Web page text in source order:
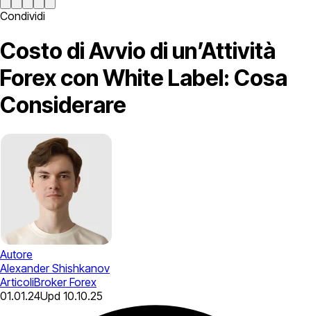
Condividi
Costo di Avvio di un’Attività
Forex con White Label: Cosa
Considerare
Autore
Alexander Shishkanov
ArticoliBroker Forex
01.01.24Upd 10.10.25